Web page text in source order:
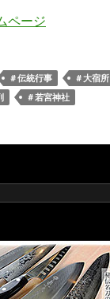
ページ
＃伝統行事 ＃大宿所
＃若宮神社